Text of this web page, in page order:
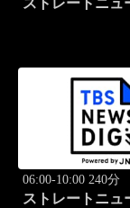
ストレートニュ
06:00-10:00 240分
ストレートニュ